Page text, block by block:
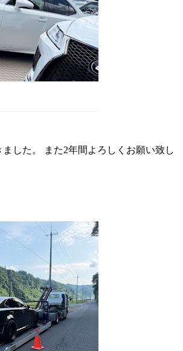
した。 また2年間よろしくお願い致し